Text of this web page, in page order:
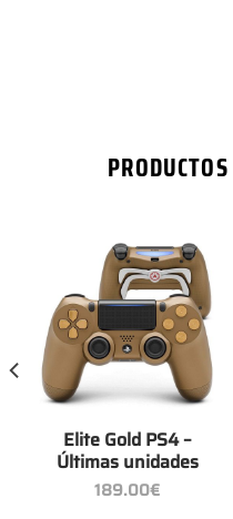
Elite Gold PS4 –
Últimas unidades
189.00€